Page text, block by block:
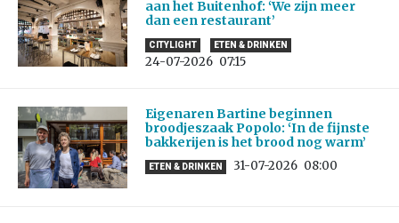
aan het Buitenhof: ‘We zijn meer
dan een restaurant’
CITYLIGHT ETEN & DRINKEN
24-07-2026 07:15
Eigenaren Bartine beginnen
broodjeszaak Popolo: ‘In de fijnste
bakkerijen is het brood nog warm’
ETEN & DRINKEN 31-07-2026 08:00